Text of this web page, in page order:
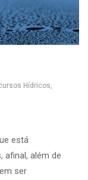
Hídricos,
está
afinal, além de
ser